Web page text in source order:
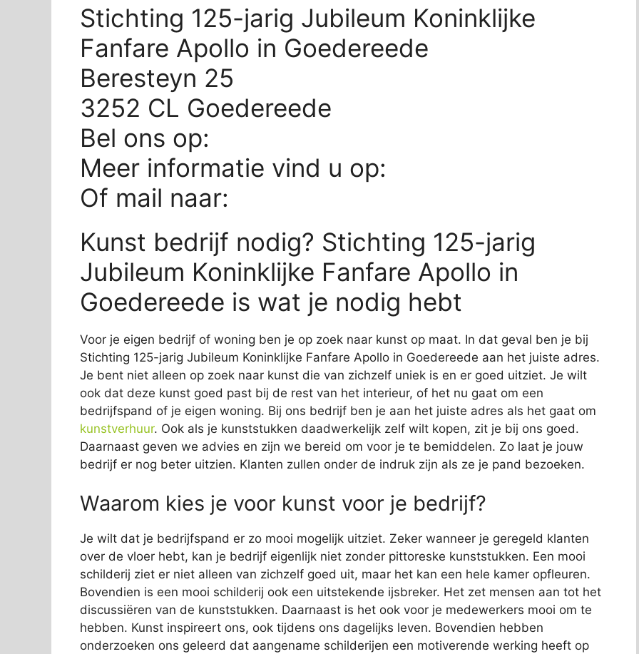
Stichting 125-jarig Jubileum Koninklijke
Fanfare Apollo in Goedereede
Beresteyn 25
3252 CL Goedereede
Bel ons op:
Meer informatie vind u op:
Of mail naar:
Kunst bedrijf nodig? Stichting 125-jarig
Jubileum Koninklijke Fanfare Apollo in
Goedereede is wat je nodig hebt
Voor je eigen bedrijf of woning ben je op zoek naar kunst op maat. In dat geval ben je bij
Stichting 125-jarig Jubileum Koninklijke Fanfare Apollo in Goedereede aan het juiste adres.
Je bent niet alleen op zoek naar kunst die van zichzelf uniek is en er goed uitziet. Je wilt
ook dat deze kunst goed past bij de rest van het interieur, of het nu gaat om een
bedrijfspand of je eigen woning. Bij ons bedrijf ben je aan het juiste adres als het gaat om
kunstverhuur. Ook als je kunststukken daadwerkelijk zelf wilt kopen, zit je bij ons goed.
Daarnaast geven we advies en zijn we bereid om voor je te bemiddelen. Zo laat je jouw
bedrijf er nog beter uitzien. Klanten zullen onder de indruk zijn als ze je pand bezoeken.
Waarom kies je voor kunst voor je bedrijf?
Je wilt dat je bedrijfspand er zo mooi mogelijk uitziet. Zeker wanneer je geregeld klanten
over de vloer hebt, kan je bedrijf eigenlijk niet zonder pittoreske kunststukken. Een mooi
schilderij ziet er niet alleen van zichzelf goed uit, maar het kan een hele kamer opfleuren.
Bovendien is een mooi schilderij ook een uitstekende ijsbreker. Het zet mensen aan tot het
discussiëren van de kunststukken. Daarnaast is het ook voor je medewerkers mooi om te
hebben. Kunst inspireert ons, ook tijdens ons dagelijks leven. Bovendien hebben
onderzoeken ons geleerd dat aangename schilderijen een motiverende werking heeft op